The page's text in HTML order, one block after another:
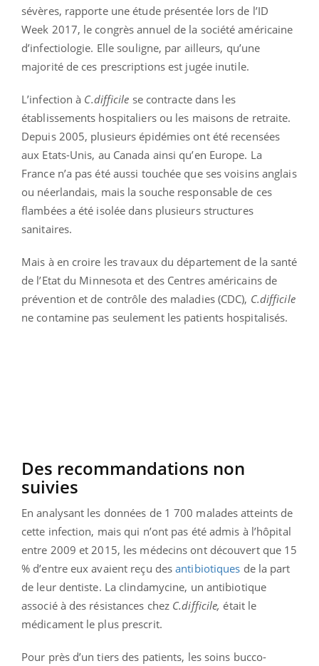
sévères, rapporte une étude présentée lors de l’ID
Week 2017, le congrès annuel de la société américaine
d’infectiologie. Elle souligne, par ailleurs, qu’une
majorité de ces prescriptions est jugée inutile.
L’infection à C.difficile se contracte dans les
établissements hospitaliers ou les maisons de retraite.
Depuis 2005, plusieurs épidémies ont été recensées
aux Etats-Unis, au Canada ainsi qu’en Europe. La
France n’a pas été aussi touchée que ses voisins anglais
ou néerlandais, mais la souche responsable de ces
flambées a été isolée dans plusieurs structures
sanitaires.
Mais à en croire les travaux du département de la santé
de l’Etat du Minnesota et des Centres américains de
prévention et de contrôle des maladies (CDC), C.difficile
ne contamine pas seulement les patients hospitalisés.
Des recommandations non
suivies
En analysant les données de 1 700 malades atteints de
cette infection, mais qui n’ont pas été admis à l’hôpital
entre 2009 et 2015, les médecins ont découvert que 15
% d’entre eux avaient reçu desantibiotiques de la part
de leur dentiste. La clindamycine, un antibiotique
associé à des résistances chez C.difficile, était le
médicament le plus prescrit.
Pour près d’un tiers des patients, les soins bucco-